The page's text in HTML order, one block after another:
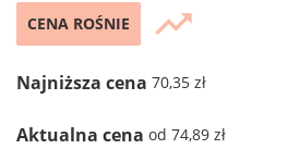
CENA ROŚNIE trending_up
Najniższa cena 70,35 zł
Aktualna cena od 74,89 zł